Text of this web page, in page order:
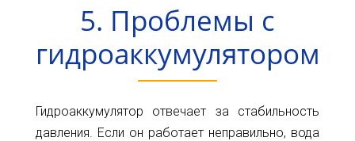
5. Проблемы с
гидроаккумулятором
Гидроаккумулятор отвечает за стабильность
давления. Если он работает неправильно, вода